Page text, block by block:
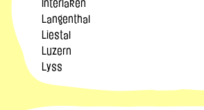
Interlaken
Langenthal
Liestal
Luzern
Lyss